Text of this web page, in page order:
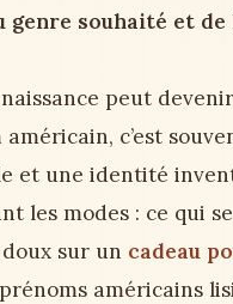
genre souhaité et
peut devenir
c’est
et une identité
les modes : ce qui
sur un cadeau
américains